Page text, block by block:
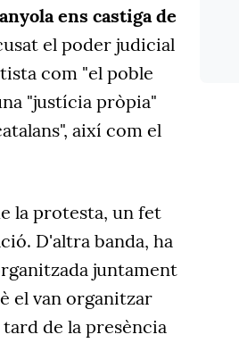
ens castiga de
el poder judicial
com "el poble
"justícia pròpia"
així com el
la protesta, un fet
D'altra banda, ha
juntament
el van organitzar
de la presència